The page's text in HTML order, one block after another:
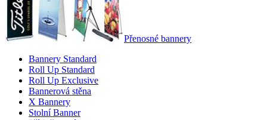
Přenosné bannery
Bannery Standard
Roll Up Standard
Roll Up Exclusive
Bannerová stěna
X Bannery
Stolní Banner